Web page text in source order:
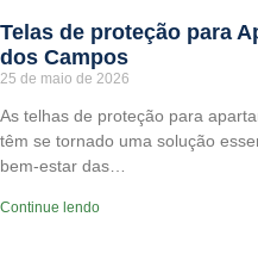
Telas de proteção para
dos Campos
25 de maio de 2026
As telhas de proteção para
têm se tornado uma solução
bem-estar das…
Continue lendo